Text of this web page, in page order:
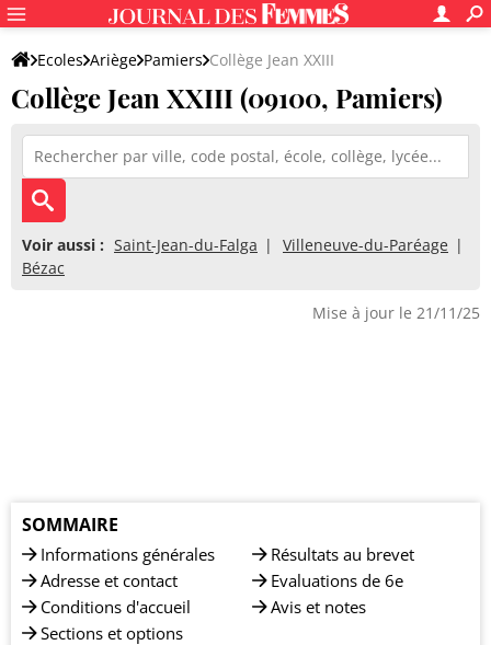
Ecoles Ariège Pamiers Collège Jean XXIII
Collège Jean XXIII (09100, Pamiers)
Voir aussi : Saint-Jean-du-Falga
Villeneuve-du-Paréage
Bézac
Mise à jour le 21/11/25
SOMMAIRE
Informations générales
Adresse et contact
Conditions d'accueil
Sections et options
Résultats au brevet
Evaluations de 6e
Avis et notes